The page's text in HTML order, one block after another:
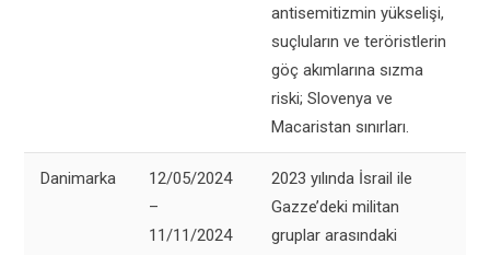
antisemitizmin yükselişi,
suçluların ve teröristlerin
göç akımlarına sızma
riski; Slovenya ve
Macaristan sınırları.
Danimarka
12/05/2024
–
11/11/2024
2023 yılında İsrail ile
Gazze’deki militan
gruplar arasındaki